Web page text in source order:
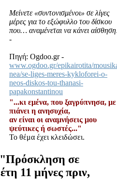
Μείνετε «συντονισμένοι» σε λίγες
μέρες για το εξώφυλλο του δίσκου
που… αναμένεται να κάνει
-
Πηγή: Ogdoo.gr -
www.ogdoo.gr/epikairotita/
nea/se-liges-meres-kykloforei-o-
neos-diskos-tou-thanasi-
papakonstantinou
"...κι εμένα, που ξαγρύπνησα, με
πιάνει η ανησυχία,
αν είναι οι αναμνήσεις μου
ψεύτικες ή σωστές..."
Το θέμα έχει κλειδώσει.
"Πρόσκληση σε
11 μήνες πριν,